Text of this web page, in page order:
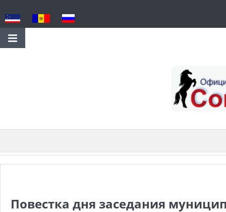
Повестка дня заседания